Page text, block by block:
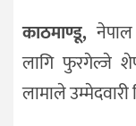
देश
राजनीति
काठमाण्डू,
लागि फुरगेल्जे
लामाले